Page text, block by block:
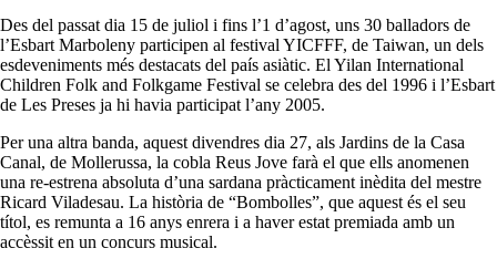
Des del passat dia 15 de juliol i fins l’1 d’agost, uns 30 balladors de
l’Esbart Marboleny participen al festival YICFFF, de Taiwan, un dels
esdeveniments més destacats del país asiàtic. El Yilan International
Children Folk and Folkgame Festival se celebra des del 1996 i l’Esbart
de Les Preses ja hi havia participat l’any 2005.
Per una altra banda, aquest divendres dia 27, als Jardins de la Casa
Canal, de Mollerussa, la cobla Reus Jove farà el que ells anomenen
una re-estrena absoluta d’una sardana pràcticament inèdita del mestre
Ricard Viladesau. La història de “Bombolles”, que aquest és el seu
títol, es remunta a 16 anys enrera i a haver estat premiada amb un
accèssit en un concurs musical.